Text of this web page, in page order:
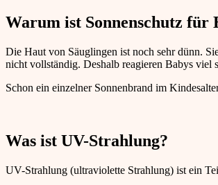
Warum ist Sonnenschutz für
Die Haut von Säuglingen ist noch sehr dünn.
nicht vollständig. Deshalb reagieren Babys viel
Schon ein einzelner Sonnenbrand im
Was ist UV-Strahlung?
UV-Strahlung (ultraviolette Strahlung) ist ein